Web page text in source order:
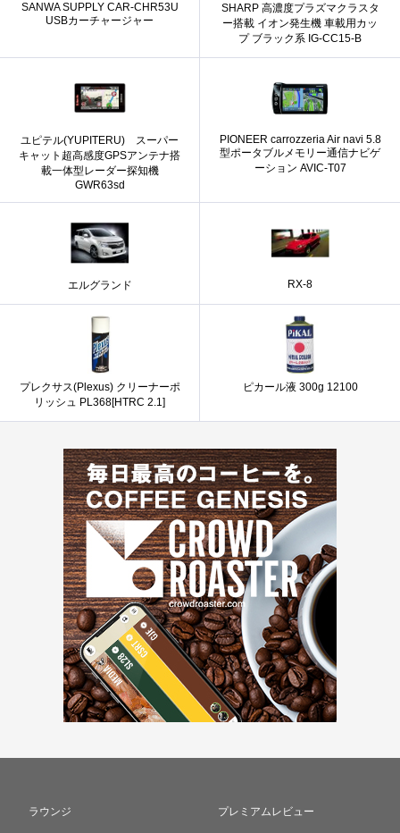
SANWA SUPPLY CAR-CHR53U
USBカーチャージャー
SHARP 高濃度プラズマクラスタ
ー搭載 イオン発生機 車載用カッ
プ ブラック系 IG-CC15-B
ユピテル(YUPITERU) スーパー
キャット超高感度GPSアンテナ搭
載一体型レーダー探知機
GWR63sd
PIONEER carrozzeria Air navi 5.8
型ポータブルメモリー通信ナビゲ
ーション AVIC-T07
エルグランド RX-8
プレクサス(Plexus) クリーナーポ
リッシュ PL368[HTRC 2.1]
ピカール液 300g 12100
ラウンジ プレミアムレビュー